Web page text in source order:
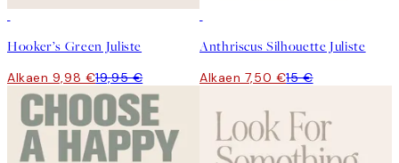
Hooker’s Green Juliste
Alkaen 9,98 €19,95 €
Anthriscus Silhouette Juliste
Alkaen 7,50 €15 €